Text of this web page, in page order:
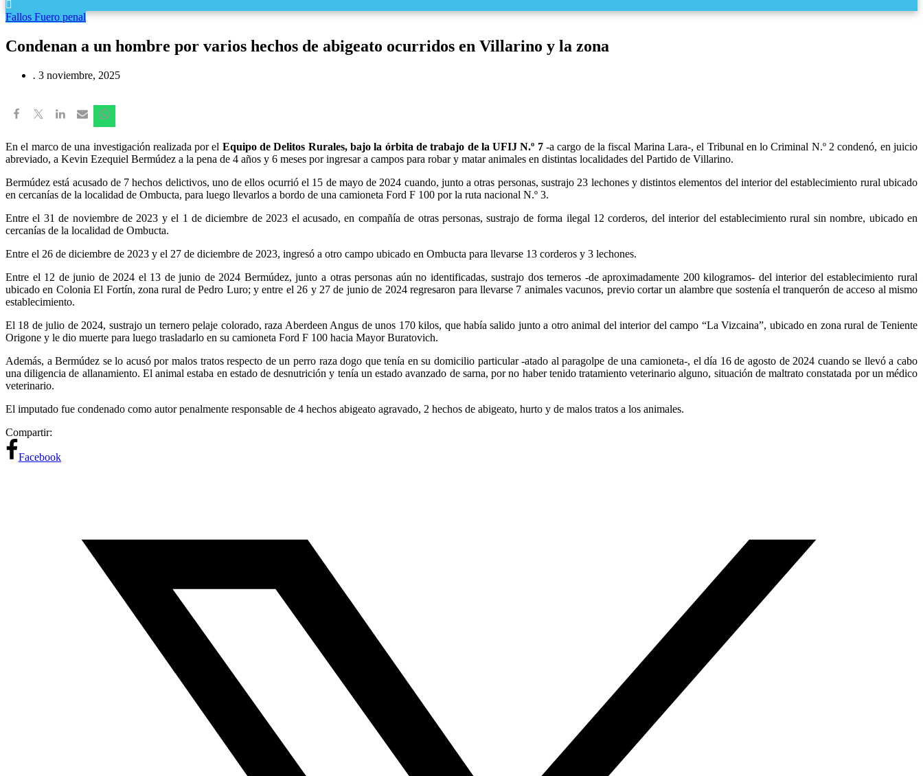
Fallos Fuero penal
Condenan a un hombre por varios hechos de abigeato ocurridos en Villarino y la zona
. 3 noviembre, 2025
En el marco de una investigación realizada por el Equipo de Delitos Rurales, bajo la órbita de trabajo de la UFIJ N.º 7-a cargo de la fiscal Marina Lara-, el Tribunal en lo Criminal N.º 2 condenó, en juicio
abreviado, a Kevin Ezequiel Bermúdez a la pena de 4 años y 6 meses por ingresar a campos para robar y matar animales en distintas localidades del Partido de Villarino.
Bermúdez está acusado de 7 hechos delictivos, uno de ellos ocurrió el 15 de mayo de 2024 cuando, junto a otras personas, sustrajo 23 lechones y distintos elementos del interior del establecimiento rural ubicado
en cercanías de la localidad de Ombucta, para luego llevarlos a bordo de una camioneta Ford F 100 por la ruta nacional N.º 3.
Entre el 31 de noviembre de 2023 y el 1 de diciembre de 2023 el acusado, en compañía de otras personas, sustrajo de forma ilegal 12 corderos, del interior del establecimiento rural sin nombre, ubicado en
cercanías de la localidad de Ombucta.
Entre el 26 de diciembre de 2023 y el 27 de diciembre de 2023, ingresó a otro campo ubicado en Ombucta para llevarse 13 corderos y 3 lechones.
Entre el 12 de junio de 2024 el 13 de junio de 2024 Bermúdez, junto a otras personas aún no identificadas, sustrajo dos terneros -de aproximadamente 200 kilogramos- del interior del establecimiento rural
ubicado en Colonia El Fortín, zona rural de Pedro Luro; y entre el 26 y 27 de junio de 2024 regresaron para llevarse 7 animales vacunos, previo cortar un alambre que sostenía el tranquerón de acceso al mismo
establecimiento.
El 18 de julio de 2024, sustrajo un ternero pelaje colorado, raza Aberdeen Angus de unos 170 kilos, que había salido junto a otro animal del interior del campo “La Vizcaina”, ubicado en zona rural de Teniente
Origone y le dio muerte para luego trasladarlo en su camioneta Ford F 100 hacia Mayor Buratovich.
Además, a Bermúdez se lo acusó por malos tratos respecto de un perro raza dogo que tenía en su domicilio particular -atado al paragolpe de una camioneta-, el día 16 de agosto de 2024 cuando se llevó a cabo
una diligencia de allanamiento. El animal estaba en estado de desnutrición y tenía un estado avanzado de sarna, por no haber tenido tratamiento veterinario alguno, situación de maltrato constatada por un médico
veterinario.
El imputado fue condenado como autor penalmente responsable de 4 hechos abigeato agravado, 2 hechos de abigeato, hurto y de malos tratos a los animales.
Compartir:
Facebook